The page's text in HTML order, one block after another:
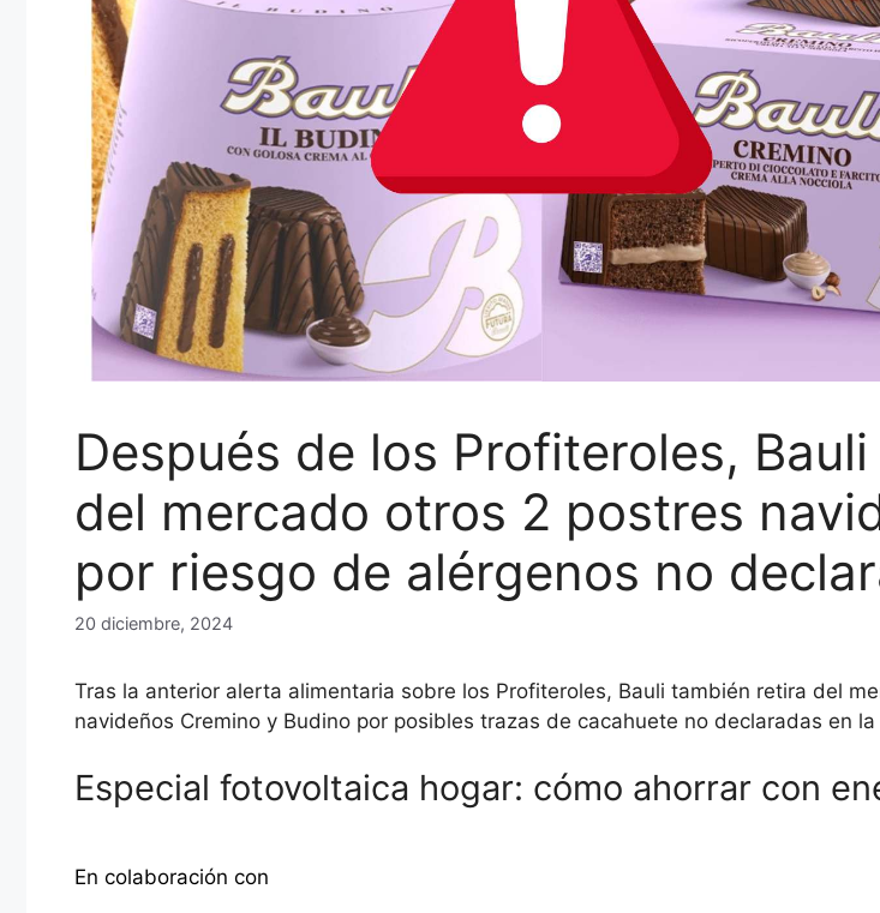
Después de los Profiteroles,
del mercado otros 2 postres
por riesgo de alérgenos no
20 diciembre, 2024
Tras la anterior alerta alimentaria sobre los Profiteroles, Bauli también retira del
navideños Cremino y Budino por posibles trazas de cacahuete no declaradas en
Especial fotovoltaica hogar: cómo ahorrar con
En colaboración con